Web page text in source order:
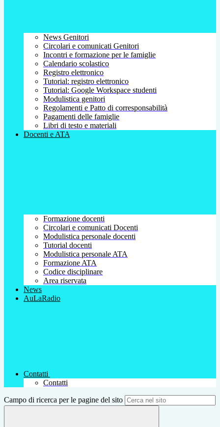
News Genitori
Circolari e comunicati Genitori
Incontri e formazione per le famiglie
Calendario scolastico
Registro elettronico
Tutorial: registro elettronico
Tutorial: Google Workspace studenti
Modulistica genitori
Regolamenti e Patto di corresponsabilità
Pagamenti delle famiglie
Libri di testo e materiali
Docenti e ATA
Formazione docenti
Circolari e comunicati Docenti
Modulistica personale docenti
Tutorial docenti
Modulistica personale ATA
Formazione ATA
Codice disciplinare
Area riservata
News
AuLaRadio
Contatti
Contatti
Campo di ricerca per le pagine del sito